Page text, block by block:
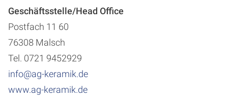
Geschäftsstelle/Head Office
Postfach 11 60
76308 Malsch
Tel. 0721 9452929
info@ag-keramik.de
www.ag-keramik.de